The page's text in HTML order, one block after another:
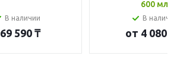
В наличии
69 590 ₸
600 мл
В
от 4 080 ₸